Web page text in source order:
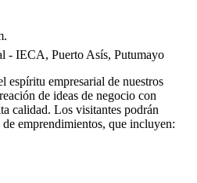
- IECA, Puerto Asís, Putumayo
espíritu empresarial de nuestros
de ideas de negocio con
calidad. Los visitantes podrán
emprendimientos, que incluyen: